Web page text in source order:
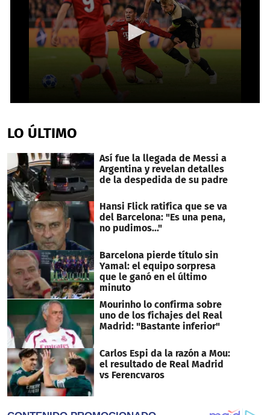
of
38
LO ÚLTIMO
Así fue la llegada de Messi a
Argentina y revelan detalles
de la despedida de su padre
Hansi Flick ratifica que se va
del Barcelona: "Es una pena,
no pudimos..."
Barcelona pierde título sin
Yamal: el equipo sorpresa
que le ganó en el último
minuto
Mourinho lo confirma sobre
uno de los fichajes del Real
Madrid: "Bastante inferior"
Carlos Espi da la razón a Mou:
el resultado de Real Madrid
vs Ferencvaros